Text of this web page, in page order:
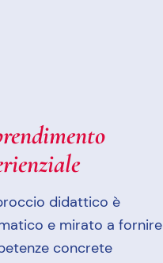
didattico è
e mirato a fornire
concrete